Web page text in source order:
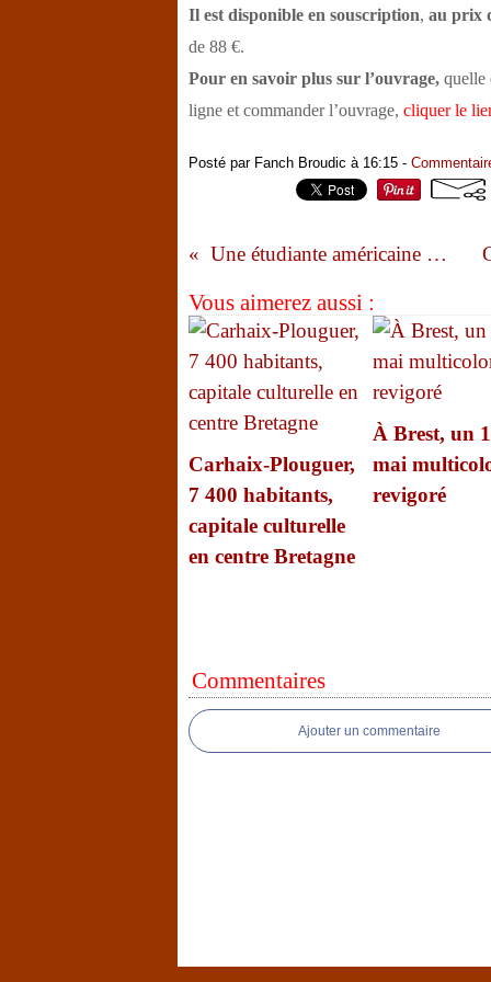
Il est disponible en souscription, au prix
de 88 €.
Pour en savoir plus sur l’ouvrage, quelle
ligne et commander l’ouvrage, cliquer le
Posté par Fanch Broudic à 16:15 -
Une étudiante américaine mène une enquête sur la pratique du breton
Vous aimerez aussi :
Carhaix-Plouguer,
7 400 habitants,
capitale culturelle
en centre Bretagne
À Brest, un
mai
revigoré
Commentaires
Ajouter un commentaire